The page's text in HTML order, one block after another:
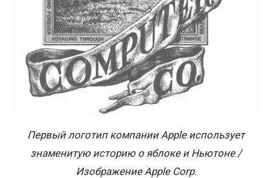
Первый логотип компании Apple использует
знаменитую историю о яблоке и Ньютоне /
Изображение Apple Corp.